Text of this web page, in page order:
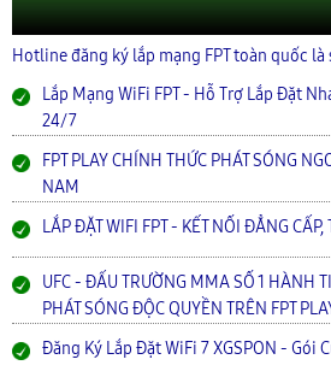
Hotline đăng ký lắp mạng FPT toàn quốc là
Lắp Mạng WiFi FPT - Hỗ Trợ Lắp Đặt
24/7
FPT PLAY CHÍNH THỨC PHÁT SÓNG
NAM
LẮP ĐẶT WIFI FPT - KẾT NỐI ĐẲNG CẤP,
UFC - ĐẤU TRƯỜNG MMA SỐ 1 HÀNH
PHÁT SÓNG ĐỘC QUYỀN TRÊN FPT
Đăng Ký Lắp Đặt WiFi 7 XGSPON - Gói